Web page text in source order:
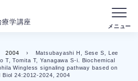
学講座
2004 ›
Matsubayashi H, Sese S, Lee
T, Tomita T, Yanagawa S-i. Biochemical
Wingless signaling pathway based on
24:2012-2024, 2004